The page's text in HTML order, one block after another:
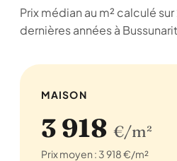
Prix médian au m² calculé
dernières années à
MAISON
3 918 €/m²
Prix moyen : 3 918 €/m²